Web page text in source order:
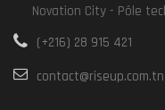
Novation City - Pôle
(+216) 28 915 421
contact@riseup.com.tn